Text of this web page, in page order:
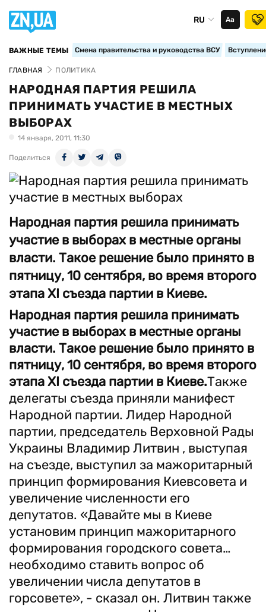
RU Аа
ВАЖНЫЕ ТЕМЫ Смена правительства и руководства ВСУ
ГЛАВНАЯ ПОЛИТИКА
НАРОДНАЯ ПАРТИЯ РЕШИЛА
ПРИНИМАТЬ УЧАСТИЕ В МЕСТНЫХ
ВЫБОРАХ
14 января, 2011, 11:30
Поделиться
Народная партия решила принимать
участие в выборах в местные органы
власти. Такое решение было принято в
пятницу, 10 сентября, во время второго
этапа ХІ съезда партии в Киеве.
Народная партия решила принимать
участие в выборах в местные органы
власти. Такое решение было принято в
пятницу, 10 сентября, во время второго
этапа ХІ съезда партии в Киеве.Также
делегаты съезда приняли манифест
Народной партии. Лидер Народной
партии, председатель Верховной Рады
Украины Владимир Литвин , выступая
на съезде, выступил за мажоритарный
принцип формирования Киевсовета и
увеличение численности его
депутатов. «Давайте мы в Киеве
установим принцип мажоритарного
формирования городского совета…
необходимо ставить вопрос об
увеличении числа депутатов в
горсовете», - сказал он. Литвин также